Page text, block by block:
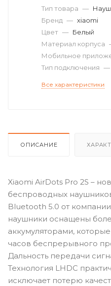
Тип товара —
Бренд — xiaomi
Цвет — Белый
Материал корпуса
Мобильное
Тип подключения —
Все характеристики
ОПИСАНИЕ
Xiaomi AirDots Pro 2S –
беспроводных
Bluetooth 5.0 от
наушники оснащены
аккумуляторами,
часов беспрерывного
Дальность передачи
Технология LHDC
исключает потерю